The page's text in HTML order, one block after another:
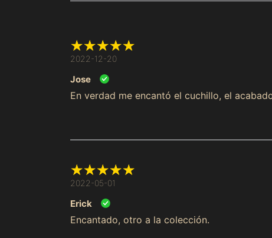
2022-12-20
Jose
En verdad me encantó el cuchillo, el
2022-05-01
Erick
Encantado, otro a la colección.